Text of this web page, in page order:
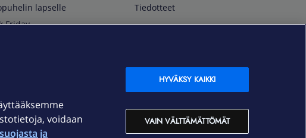
lapselle
Friday
Tiedotteet
OmaElisa Self Service
Moving to Finland
Elisa Corporation
voidaan
ja
VAIN VÄLTTÄMÄTTÖMÄT
HYVÄKSY KAIKKI